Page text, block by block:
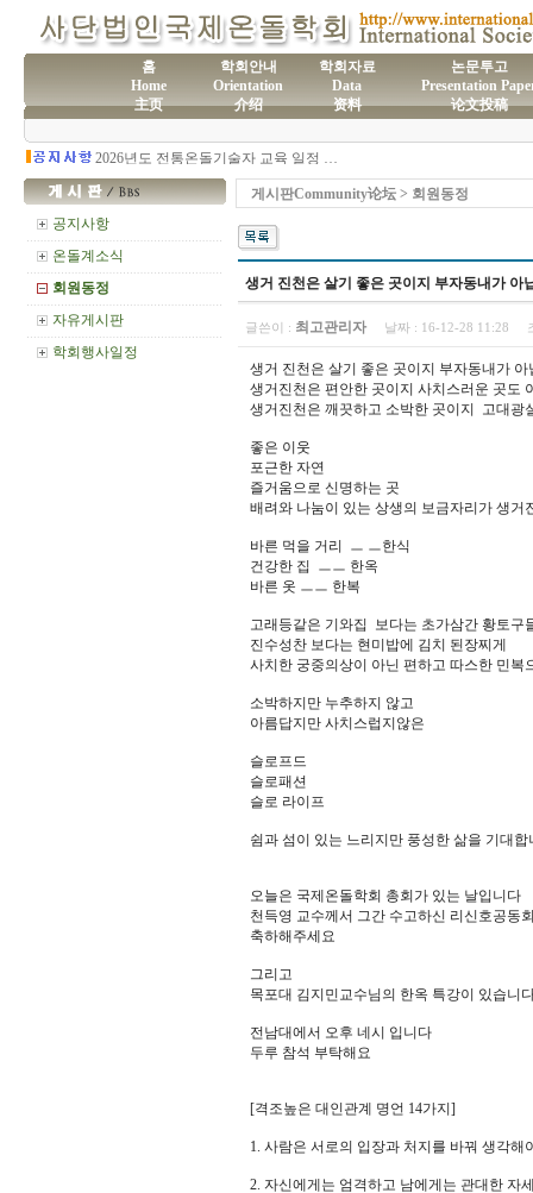
홈
Home
主页
학회안내
Orientation
介绍
학회자료
Data
资料
논문투고
Presentation
论文投稿
(사)국제온돌학회 연간 기부금 모금액 및 활용실적 명세서
2026년도 전통온돌기술자 교육 일정 안내
제60차 전통온돌기술자 교육 모집
제59차 전통온돌기술자 1,2급 교육과정 모집 안내
공지사항
온돌계소식
회원동정
자유게시판
학회행사일정
게시판Community论坛 > 회원동정
생거 진천은 살기 좋은 곳이지 부자동내가 아
글쓴이 : 최고관리자 날짜 : 16-12-28 11:28
생거 진천은 살기 좋은 곳이지 부자동내가 아
생거진천은 편안한 곳이지 사치스러운 곳도
생거진천은 깨끗하고 소박한 곳이지 고대광
좋은 이웃
포근한 자연
즐거움으로 신명하는 곳
배려와 나눔이 있는 상생의 보금자리가 생거
바른 먹을 거리 ㅡ ㅡ한식
건강한 집 ㅡㅡ 한옥
바른 옷 ㅡㅡ 한복
고래등같은 기와집 보다는 초가삼간 황토구
진수성찬 보다는 현미밥에 김치 된장찌게
사치한 궁중의상이 아닌 편하고 따스한 민복
소박하지만 누추하지 않고
아름답지만 사치스럽지않은
슬로프드
슬로패션
슬로 라이프
쉼과 섬이 있는 느리지만 풍성한 삶을 기대합
오늘은 국제온돌학회 총회가 있는 날입니다
천득영 교수께서 그간 수고하신 리신호공동
축하해주세요
그리고
목포대 김지민교수님의 한옥 특강이 있습니
전남대에서 오후 네시 입니다
두루 참석 부탁해요
[격조높은 대인관계 명언 14가지]
1. 사람은 서로의 입장과 처지를 바꿔 생각해
2. 자신에게는 엄격하고 남에게는 관대한 자